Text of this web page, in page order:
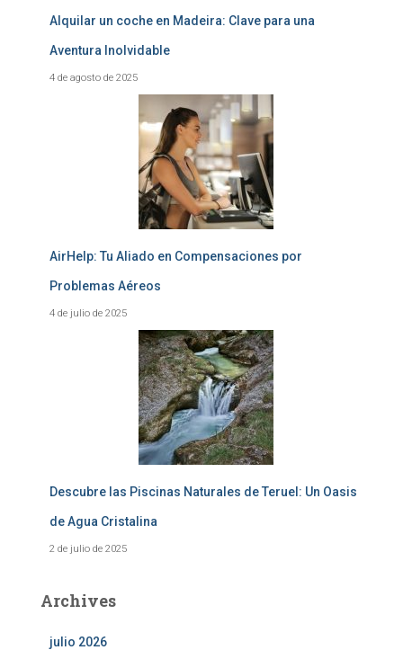
Alquilar un coche en Madeira: Clave para una
Aventura Inolvidable
4 de agosto de 2025
AirHelp: Tu Aliado en Compensaciones por
Problemas Aéreos
4 de julio de 2025
Descubre las Piscinas Naturales de Teruel: Un Oasis
de Agua Cristalina
2 de julio de 2025
Archives
julio 2026